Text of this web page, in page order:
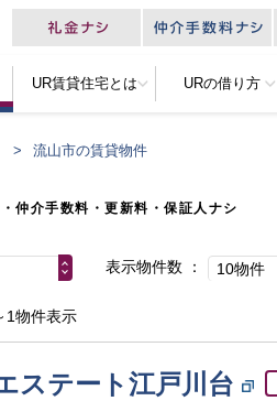
UR賃貸住宅とは URの借り方
流山市の賃貸物件
仲介手数料・更新料・保証人ナシ
表示物件数 10物件
1物件表示
ステート江戸川台